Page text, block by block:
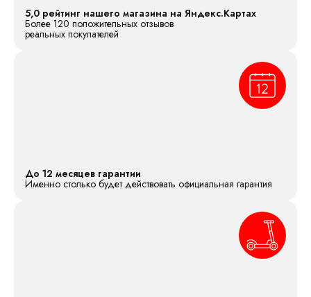
5,0 рейтинг нашего магазина на Яндекс.Картах
Более 120 положительных отзывов
реальных покупателей
До 12 месяцев гарантии
Именно столько будет действовать официальная гарантия